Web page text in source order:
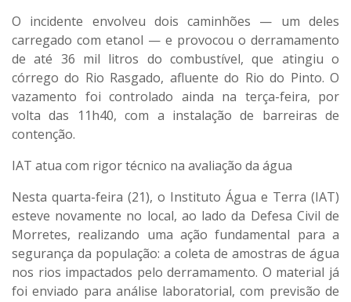
O incidente envolveu dois caminhões — um deles
carregado com etanol — e provocou o derramamento
de até 36 mil litros do combustível, que atingiu o
córrego do Rio Rasgado, afluente do Rio do Pinto. O
vazamento foi controlado ainda na terça-feira, por
volta das 11h40, com a instalação de barreiras de
contenção.
IAT atua com rigor técnico na avaliação da água
Nesta quarta-feira (21), o Instituto Água e Terra (IAT)
esteve novamente no local, ao lado da Defesa Civil de
Morretes, realizando uma ação fundamental para a
segurança da população: a coleta de amostras de água
nos rios impactados pelo derramamento. O material já
foi enviado para análise laboratorial, com previsão de